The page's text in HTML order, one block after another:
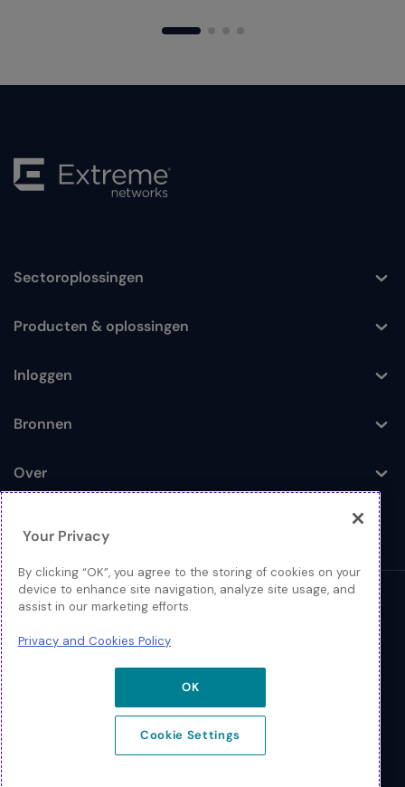
Toggle
Sectoroplossingen
Toggle
Producten & oplossingen
Toggle
Inloggen
Toggle
Bronnen
Toggle
Over
© 2026 Extreme Networks
Juridisch
Privacy- en Cookiebeleid
Your Privacy
By clicking “OK”, you agree to the storing of cookies on your
device to enhance site navigation, analyze site usage, and
assist in our marketing efforts.
Privacy and Cookies Policy
OK
Cookie Settings